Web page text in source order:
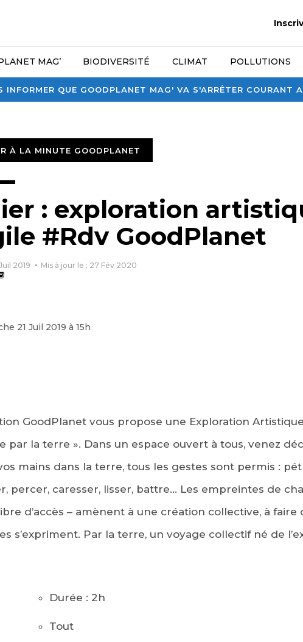
INFORMER QUE GOODPLANET MAG' VA S'ARRÊTER
MAG’ BIODIVERSITÉ CLIMAT POLLUTIONS
À LA MINUTE GOODPLANET
: exploration
#Rdv GoodPlanet
2019
Mis à jour le : 27 Fév 2020
21 Juil 2019 à 15h
GoodPlanet vous propose une Exploration
par la terre ». Dans un espace ouvert à tous, venez
mains dans la terre, tous les gestes sont permis :
percer, caresser, lisser, battre… Les empreintes de
d’accès – amènent à une création collective, à
s’expriment. Par la terre, un voyage collectif né de
Durée : 2h
Tout